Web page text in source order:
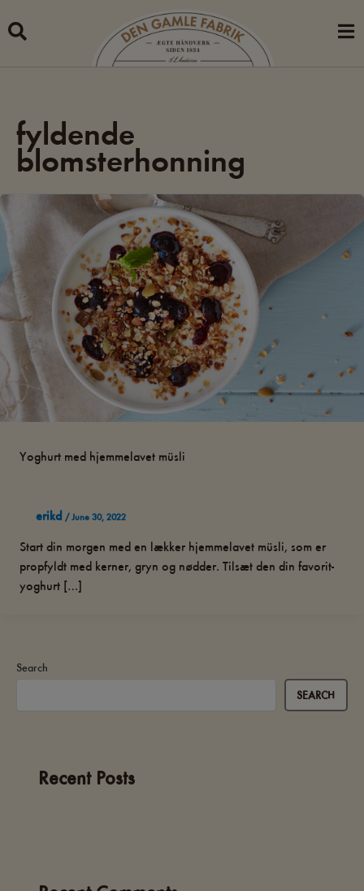
to
fyldende
blomsterhonning
Yoghurt med hjemmelavet müsli
erikd /June 30, 2022
Start din morgen med en lækker hjemmelavet müsli, som er
propfyldt med kerner, gryn og nødder. Tilsæt den din favorit-
yoghurt […]
Search
SEARCH
Recent Posts